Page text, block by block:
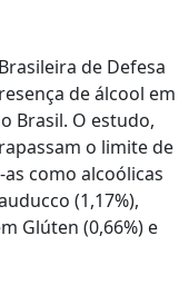
de Defesa
de álcool em
Brasil. O estudo,
o limite de
como alcoólicas
(1,17%),
Glúten (0,66%) e